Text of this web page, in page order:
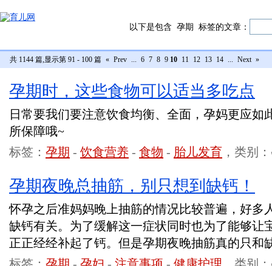
以下是包含 孕期 标签的文章：
共 1144 篇,显示第 91 - 100 篇 « Prev ... 6 7 8 9 10 11 12 13 14 ... Next »
孕期时，这些食物可以适当多吃点
日常要我们要注意饮食均衡、全面，孕妈更应如
所保障哦~
标签： 孕期 - 饮食营养 - 食物 - 胎儿发育 ，类别
孕期夜晚总抽筋，别只想到缺钙！
怀孕之后准妈妈晚上抽筋的情况比较普遍，好多
缺钙有关。为了缓解这一症状同时也为了能够让
正正经经补起了钙。但是孕期夜晚抽筋真的只和